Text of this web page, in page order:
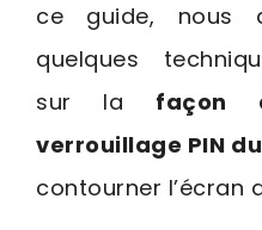
ce guide, nous
quelques
sur la façon
verrouillage PIN
contourner l’écran